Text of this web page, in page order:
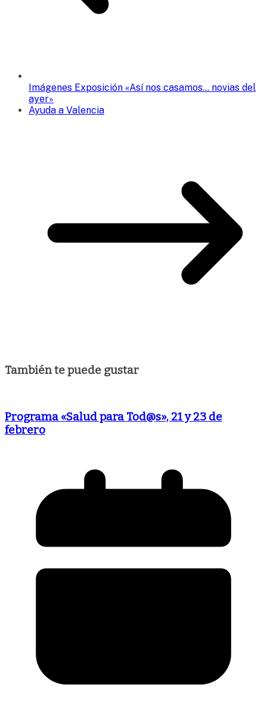
Imágenes Exposición «Así nos casamos… novias del
ayer»
Ayuda a Valencia
También te puede gustar
Programa «Salud para Tod@s», 21 y 23 de
febrero